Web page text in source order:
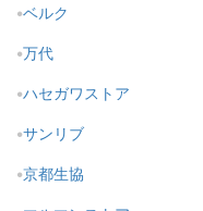
ベルク
万代
ハセガワストア
サンリブ
京都生協